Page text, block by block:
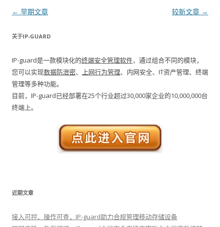
文章导航
← 早期文章 较新文章 →
关于IP-GUARD
IP-guard是一款模块化的终端安全管理软件，通过组合不同的模块，
您可以实现数据防泄密、 上网行为管理、内网安全、IT资产管理、终端
管理等多种功能。
目前，IP-guard已经部署在25个行业超过30,000家企业的10,000,000台
终端上。
近期文章
接入可控、操作可查，IP-guard助力合规管理移动存储设备